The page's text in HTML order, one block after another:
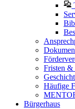
Fristen &
Häufige
Bürgerhaus